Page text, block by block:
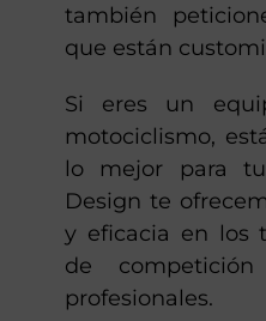
también
que están
Si eres un
motociclismo,
lo mejor para
Design te
y eficacia en los
de
profesionales.